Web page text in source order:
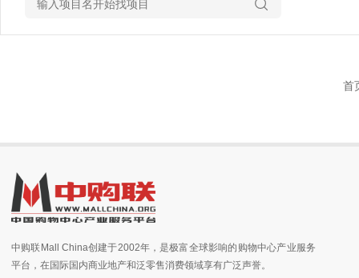
首
中购联Mall China创建于2002年，是极富全球影响的购物中心产业服务
平台，在国际国内商业地产和泛零售消费领域享有广泛声誉。